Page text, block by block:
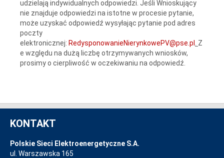
udzielają indywidualnych odpowiedzi. Jeśli Wnioskujący
nie znajduje odpowiedzi na istotne w procesie pytanie,
może uzyskać odpowiedź wysyłając pytanie pod adres
poczty
elektronicznej: RedysponowanieNierynkowePV@pse.pl
Z
e względu na dużą liczbę otrzymywanych wniosków,
prosimy o cierpliwość w oczekiwaniu na odpowiedź.
KONTAKT
Polskie Sieci Elektroenergetyczne S.A.
ul. Warszawska 165